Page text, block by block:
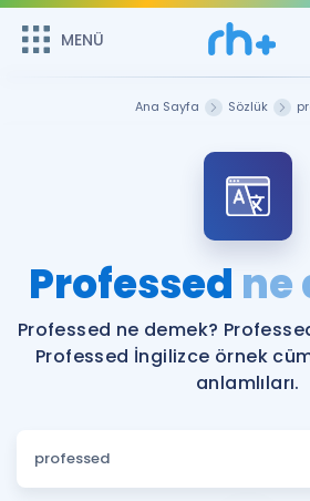
MENÜ
ÜYE DEĞİLİM
Sepetin Şu An
Remzi Hoca ile seni sınava
bekliyor!
MENÜ
Faydalı Araçlar
Sözlük
Hakkımızda
Ana Sayfa Sözlük
Professed ne
Professed ne demek?
Professed İngilizce örnek
anlamlıları.